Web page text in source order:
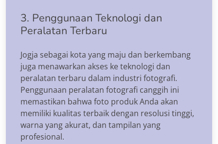
3. Penggunaan Teknologi dan
Peralatan Terbaru
Jogja sebagai kota yang maju dan berkembang
juga menawarkan akses ke teknologi dan
peralatan terbaru dalam industri fotografi.
Penggunaan peralatan fotografi canggih ini
memastikan bahwa foto produk Anda akan
memiliki kualitas terbaik dengan resolusi tinggi,
warna yang akurat, dan tampilan yang
profesional.